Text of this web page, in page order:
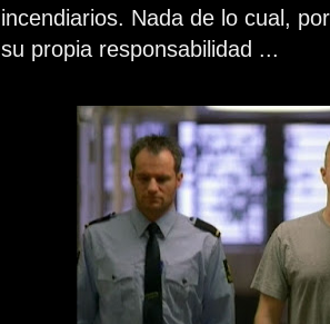
incendiarios. Nada de lo cual,
su propia responsabilidad ...